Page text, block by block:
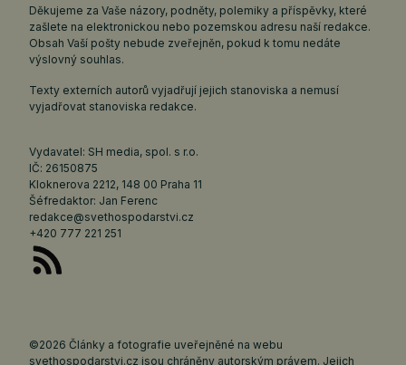
Děkujeme za Vaše názory, podněty, polemiky a příspěvky, které
zašlete na elektronickou nebo pozemskou adresu naší redakce.
Obsah Vaší pošty nebude zveřejněn, pokud k tomu nedáte
výslovný souhlas.
Texty externích autorů vyjadřují jejich stanoviska a nemusí
vyjadřovat stanoviska redakce.
Vydavatel: SH media, spol. s r.o.
IČ: 26150875
Kloknerova 2212, 148 00 Praha 11
Šéfredaktor: Jan Ferenc
redakce@svethospodarstvi.cz
+420 777 221 251
©2026 Články a fotografie uveřejněné na webu
svethospodarstvi.cz jsou chráněny autorským právem. Jejich